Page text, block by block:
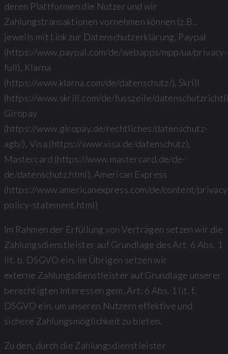
deren Plattformen die Nutzer und wir
Zahlungstransaktionen vornehmen können (z.B.,
jeweils mit Link zur Datenschutzerklärung, Paypal
(https://www.paypal.com/de/webapps/mpp/ua/privacy-
full), Klarna
(https://www.klarna.com/de/datenschutz/), Skrill
(https://www.skrill.com/de/fusszeile/
Giropay
(https://www.giropay.de/rechtliches/datenschutz-
agb/), Visa (https://www.visa.de/datenschutz),
Mastercard (https://www.mastercard.de/de-
de/datenschutz.html), American Express
(https://www.americanexpress.com/de/content/
policy-statement.html)
Im Rahmen der Erfüllung von Verträgen setzen wir die
Zahlungsdienstleister auf Grundlage des Art. 6 Abs. 1
lit. b. DSGVO ein. Im Übrigen setzen wir
externe Zahlungsdienstleister auf Grundlage unserer
berechtigten Interessen gem. Art. 6 Abs. 1 lit. f.
DSGVO ein, um unseren Nutzern effektive und
sichere Zahlungsmöglichkeit zu bieten.
Zu den, durch die Zahlungsdienstleister